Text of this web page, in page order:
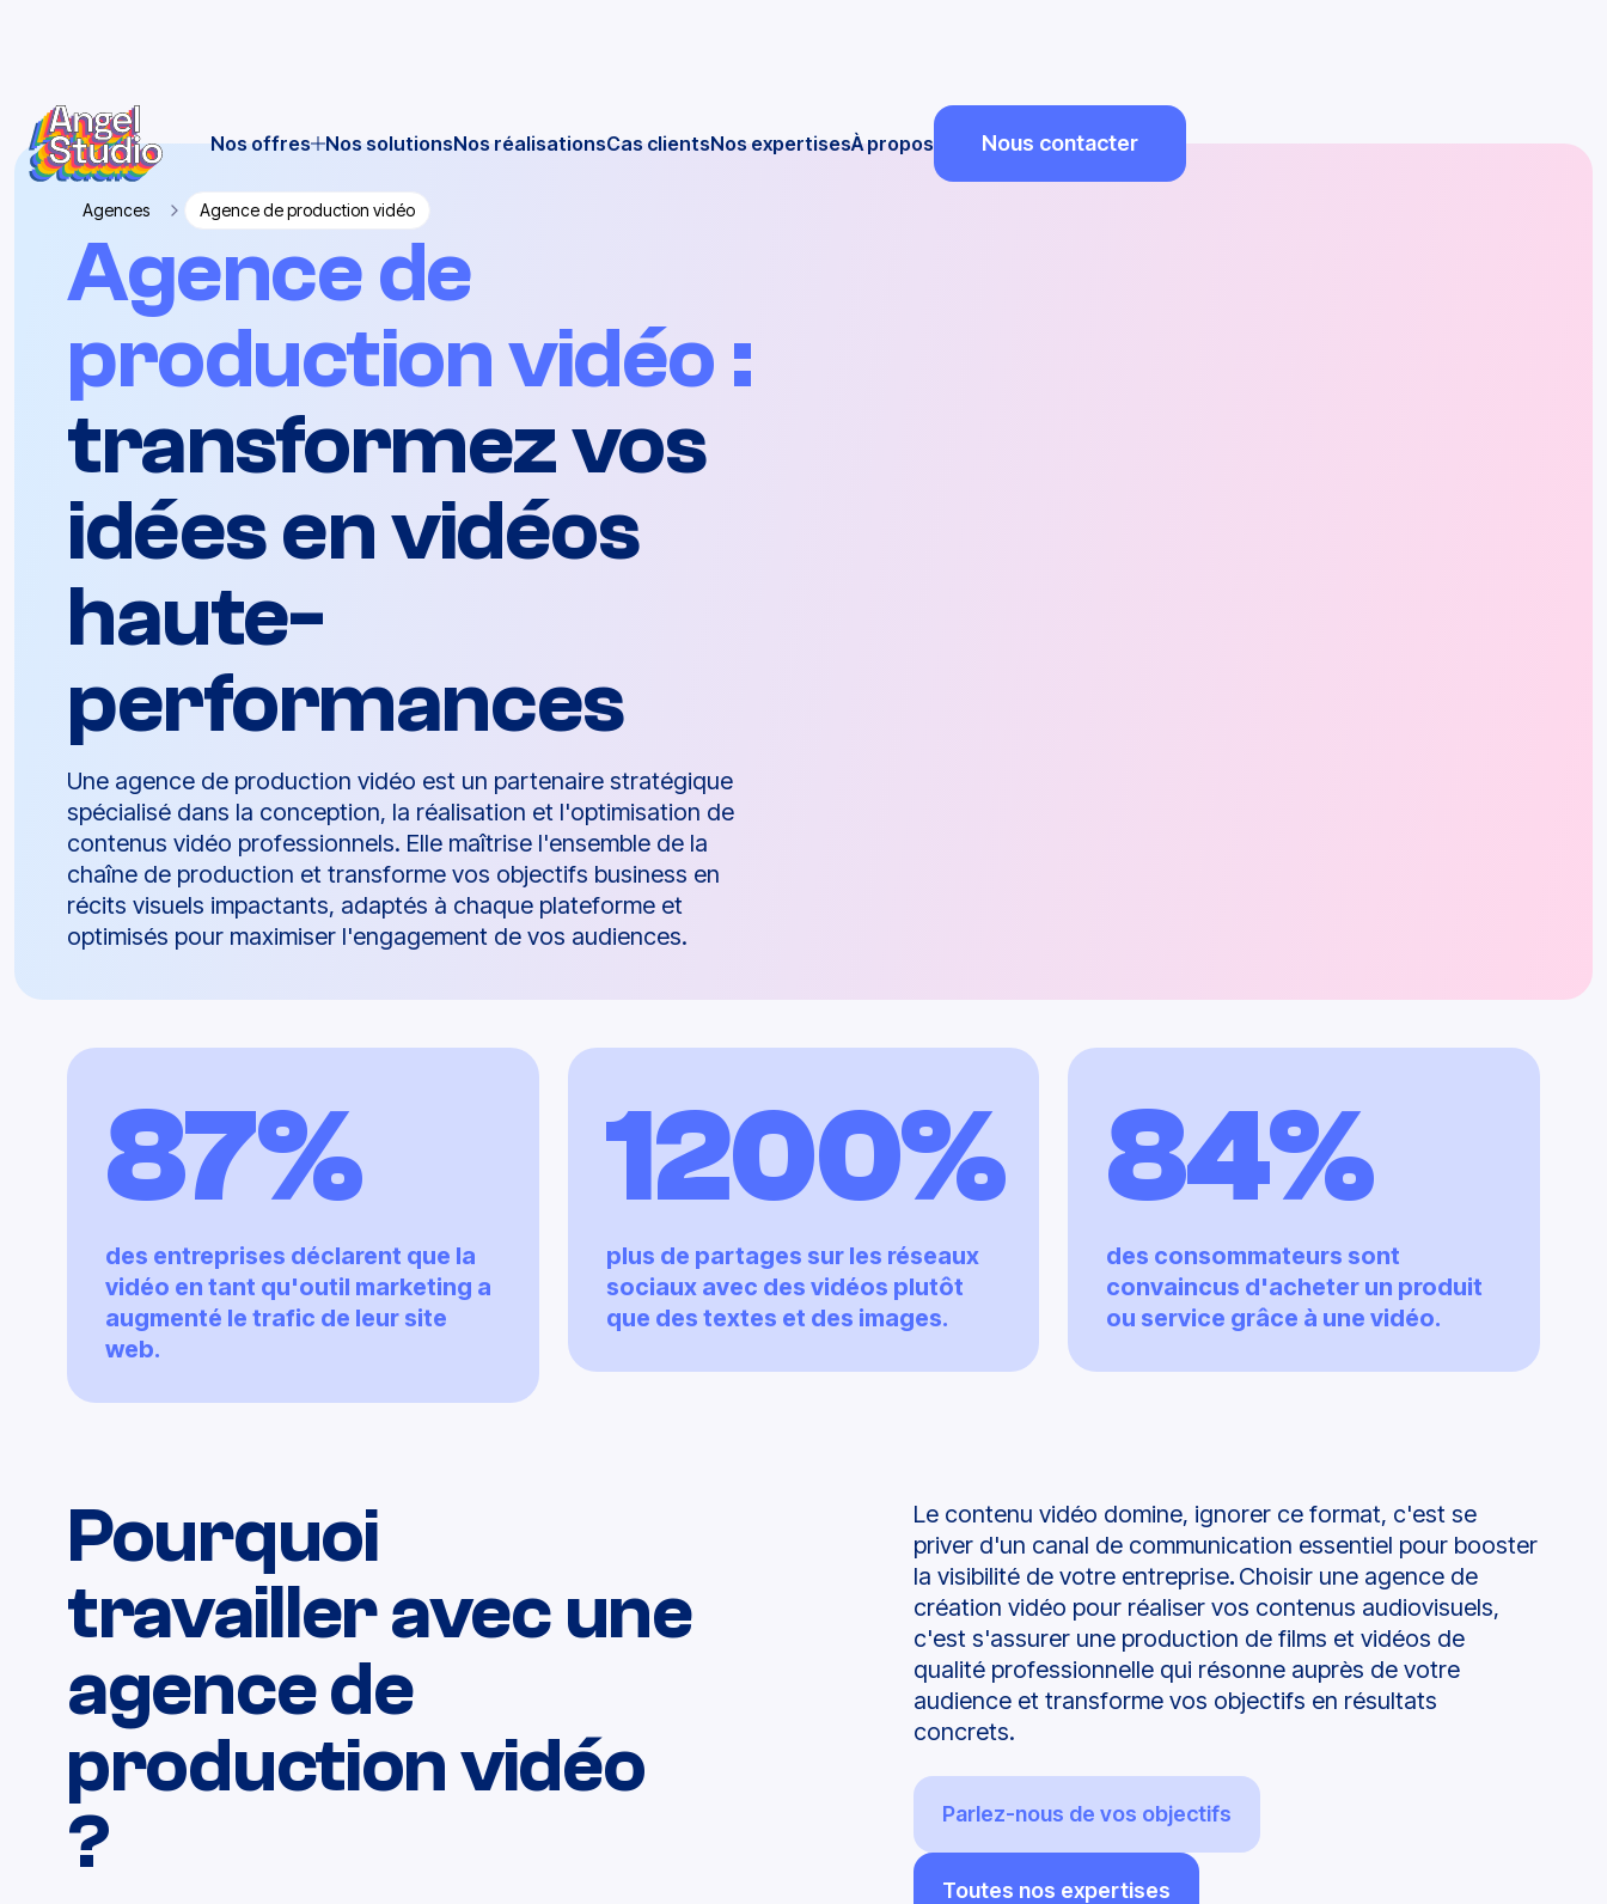
Nos offres Nos solutionsNos réalisationsCas clientsNos expertisesÀ propos Nous contacter
Agences Agence de production vidéo
Agence de
production vidéo :
transformez vos
idées en vidéos
haute-
performances
Une agence de production vidéo est un partenaire stratégique
spécialisé dans la conception, la réalisation et l'optimisation de
contenus vidéo professionnels. Elle maîtrise l'ensemble de la
chaîne de production et transforme vos objectifs business en
récits visuels impactants, adaptés à chaque plateforme et
optimisés pour maximiser l'engagement de vos audiences.
87%
des entreprises déclarent que la
vidéo en tant qu'outil marketing a
augmenté le trafic de leur site
web.
1200%
plus de partages sur les réseaux
sociaux avec des vidéos plutôt
que des textes et des images.
84%
des consommateurs sont
convaincus d'acheter un produit
ou service grâce à une vidéo.
Pourquoi
travailler avec une
agence de
production vidéo
?
Le contenu vidéo domine, ignorer ce format, c'est se
priver d'un canal de communication essentiel pour booster
la visibilité de votre entreprise. Choisir une agence de
création vidéo pour réaliser vos contenus audiovisuels,
c'est s'assurer une production de films et vidéos de
qualité professionnelle qui résonne auprès de votre
audience et transforme vos objectifs en résultats
concrets.
Parlez-nous de vos objectifs
Toutes nos expertises